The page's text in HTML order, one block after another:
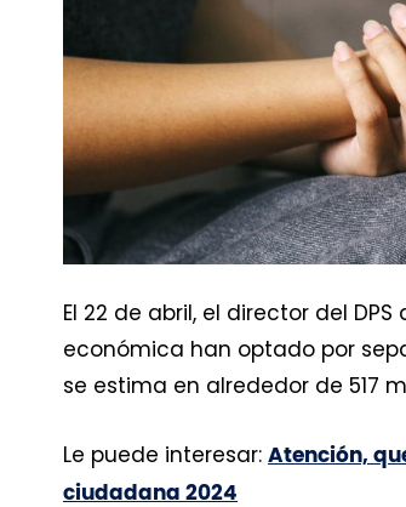
El 22 de abril, el director del
económica han optado por
se estima en alrededor de 517
Le puede interesar: Atención,
ciudadana 2024